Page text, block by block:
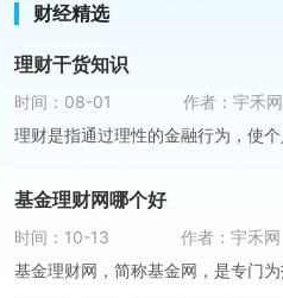
财经精选
理财干货知识
时间：08-01
作者：宇禾网
基金理财网哪个好
时间：10-13
作者：宇禾网